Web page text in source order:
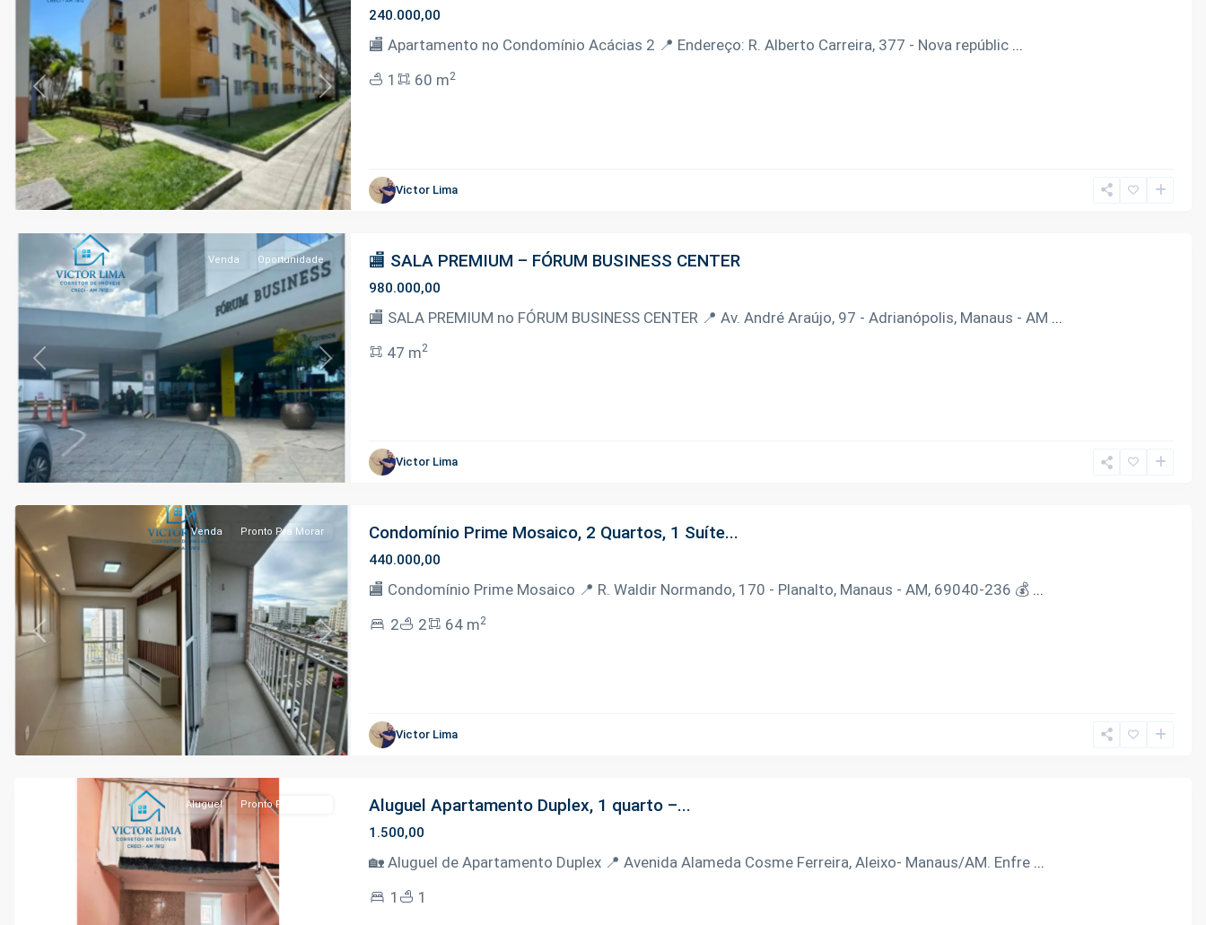
Previous Next
240.000,00
🏬 Apartamento no Condomínio Acácias 2 📍 Endereço: R. Alberto Carreira, 377 - Nova repúblic ...
1
60 m2
Victor Lima
Adrianópolis,
Manaus
Previous Next
Venda Oportunidade 🏬 SALA PREMIUM – FÓRUM BUSINESS CENTER
980.000,00
🏬 SALA PREMIUM no FÓRUM BUSINESS CENTER 📍 Av. André Araújo, 97 - Adrianópolis, Manaus - AM ...
47 m2
Victor Lima
Planalto
Manaus
Previous Next
Venda Pronto Pra Morar Condomínio Prime Mosaico, 2 Quartos, 1 Suíte...
440.000,00
🏬 Condomínio Prime Mosaico 📍 R. Waldir Normando, 170 - Planalto, Manaus - AM, 69040-236 💰 ...
2
2 64 m2
Victor Lima
Manaus
Aluguel Pronto Pra Morar Aluguel Apartamento Duplex, 1 quarto –...
1.500,00
🏡 Aluguel de Apartamento Duplex 📍 Avenida Alameda Cosme Ferreira, Aleixo- Manaus/AM. Enfre ...
1
1